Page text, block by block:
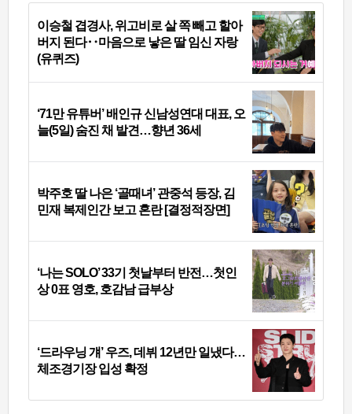
이승철 겹경사, 위고비로 살 쪽 빼고 할아
버지 된다‥마음으로 낳은 딸 임신 자랑
(유퀴즈)
‘71만 유튜버’ 배인규 신남성연대 대표, 오
늘(5일) 숨진 채 발견…향년 36세
박주호 딸 나은 ‘골때녀’ 관중석 등장, 김
민재 복제인간 보고 혼란 [결정적장면]
‘나는 SOLO’ 33기 첫날부터 반전…첫인
상 0표 영호, 호감남 급부상
‘드라우닝 걔’ 우즈, 데뷔 12년만 일냈다…
체조경기장 입성 확정